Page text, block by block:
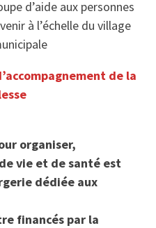
d’aide aux personnes
à l’échelle du village
de la
organiser,
vie et de santé est
dédiée aux
financés par la